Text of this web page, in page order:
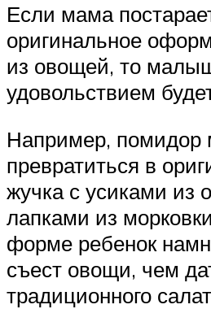
Если мама
оригинальное
из овощей, то
удовольствием
Например, помидор
превратиться в
жучка с усиками из
лапками из
форме ребенок
съест овощи, чем
традиционного